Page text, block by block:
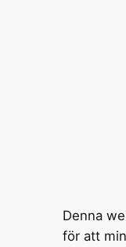
Denna
för att